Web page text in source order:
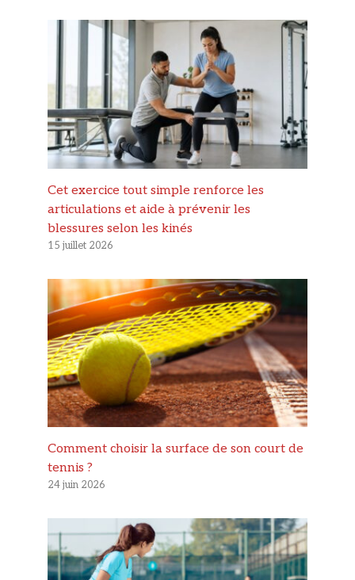
Cet exercice tout simple renforce les
articulations et aide à prévenir les
blessures selon les kinés
15 juillet 2026
Comment choisir la surface de son court de
tennis ?
24 juin 2026